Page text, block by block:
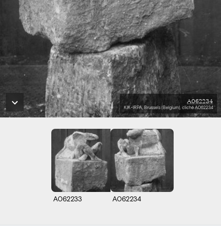
A062234
KIK-IRPA, Brussels (Belgium), cliché A062234
A062233 A062234